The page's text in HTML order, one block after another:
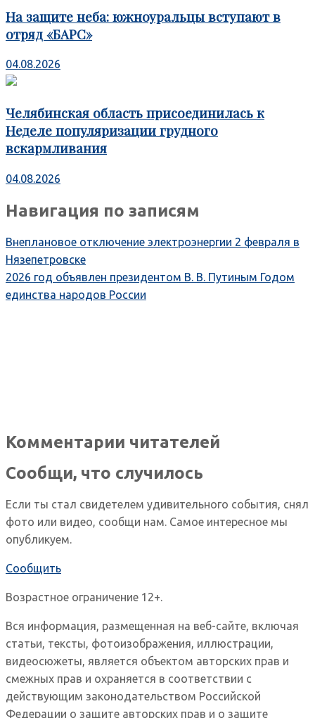
На защите неба: южноуральцы вступают в
отряд «БАРС»
04.08.2026
Челябинская область присоединилась к
Неделе популяризации грудного
вскармливания
04.08.2026
Навигация по записям
Внеплановое отключение электроэнергии 2 февраля в
Нязепетровске
2026 год объявлен президентом В. В. Путиным Годом
единства народов России
Комментарии читателей
Сообщи, что случилось
Если ты стал свидетелем удивительного события, снял
фото или видео, сообщи нам. Самое интересное мы
опубликуем.
Сообщить
Возрастное ограничение 12+.
Вся информация, размещенная на веб-сайте, включая
статьи, тексты, фотоизображения, иллюстрации,
видеосюжеты, является объектом авторских прав и
смежных прав и охраняется в соответствии с
действующим законодательством Российской
Федерации о защите авторских прав и о защите